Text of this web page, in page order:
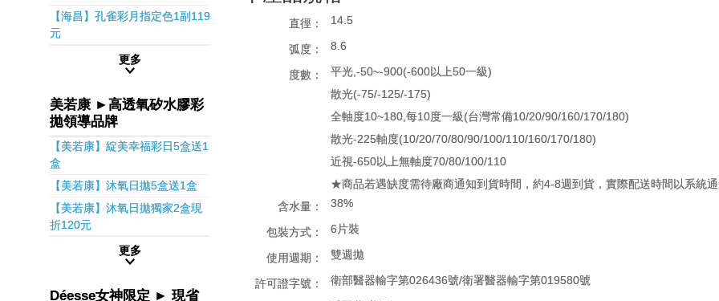
【海昌】孔雀彩月指定色1副119
元
更多
美若康 ►高透氧矽水膠彩
拋領導品牌
【美若康】綻美幸福彩日5盒送1
盒
【美若康】沐氧日拋5盒送1盒
【美若康】沐氧日拋獨家2盒現
折120元
更多
Déesse女神限定 ► 現省
直徑： 14.5
弧度： 8.6
度數：
平光,-50~-900(-600以上50一級)
散光(-75/-125/-175)
全軸度10~180,每10度一級(台灣常備10/20/90/160/170/180)
散光-225軸度(10/20/70/80/90/100/110/160/170/180)
近視-650以上無軸度70/80/100/110
★商品若遇缺度需待廠商通知到貨時間，約4-8週到貨，實際配送時間以系統
含水量：
38%
包裝方式： 6片裝
使用週期： 雙週拋
許可證字號： 衛部醫器輸字第026436號/衛署醫器輸字第019580號